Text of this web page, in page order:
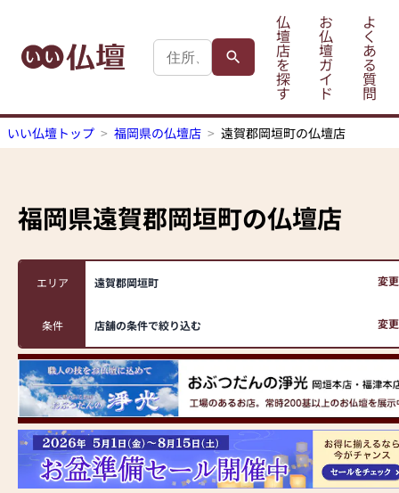
仏
壇
店
を
探
す
お
仏
壇
ガ
イ
ド
よ
く
あ
る
質
問
いい仏壇トップ 福岡県の仏壇店 遠賀郡岡垣町の仏壇店
福岡県遠賀郡岡垣町の仏壇店
エリア 遠賀郡岡垣町 変更
条件 店舗の条件で絞り込む 変更